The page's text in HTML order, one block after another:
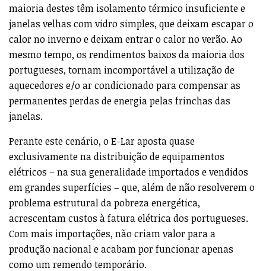
maioria destes têm isolamento térmico insuficiente e
janelas velhas com vidro simples, que deixam escapar o
calor no inverno e deixam entrar o calor no verão. Ao
mesmo tempo, os rendimentos baixos da maioria dos
portugueses, tornam incomportável a utilização de
aquecedores e/o ar condicionado para compensar as
permanentes perdas de energia pelas frinchas das
janelas.
Perante este cenário, o E-Lar aposta quase
exclusivamente na distribuição de equipamentos
elétricos – na sua generalidade importados e vendidos
em grandes superfícies – que, além de não resolverem o
problema estrutural da pobreza energética,
acrescentam custos à fatura elétrica dos portugueses.
Com mais importações, não criam valor para a
produção nacional e acabam por funcionar apenas
como um remendo temporário.